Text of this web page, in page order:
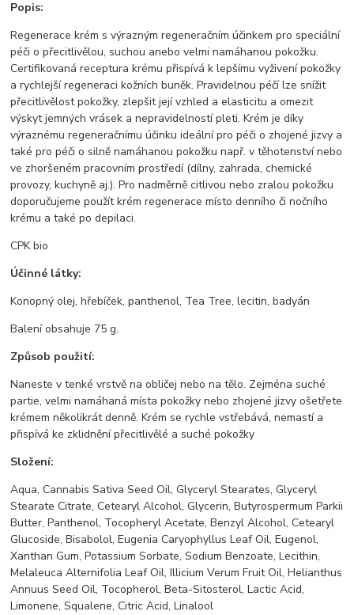
Popis:
Regenerace krém s výrazným regeneračním účinkem pro speciální
péči o přecitlivělou, suchou anebo velmi namáhanou pokožku.
Certifikovaná receptura krému přispívá k lepšímu vyživení pokožky
a rychlejší regeneraci kožních buněk. Pravidelnou péčí lze snížit
přecitlivělost pokožky, zlepšit její vzhled a elasticitu a omezit
výskyt jemných vrásek a nepravidelností pleti. Krém je díky
výraznému regeneračnímu účinku ideální pro péči o zhojené jizvy a
také pro péči o silně namáhanou pokožku např. v těhotenství nebo
ve zhoršeném pracovním prostředí (dílny, zahrada, chemické
provozy, kuchyně aj.). Pro nadměrně citlivou nebo zralou pokožku
doporučujeme použít krém regenerace místo denního či nočního
krému a také po depilaci.
CPK bio
Účinné látky:
Konopný olej, hřebíček, panthenol, Tea Tree, lecitin, badyán
Balení obsahuje 75 g.
Způsob použití:
Naneste v tenké vrstvě na obličej nebo na tělo. Zejména suché
partie, velmi namáhaná místa pokožky nebo zhojené jizvy ošetřete
krémem několikrát denně. Krém se rychle vstřebává, nemastí a
přispívá ke zklidnění přecitlivělé a suché pokožky
Složení:
Aqua, Cannabis Sativa Seed Oil, Glyceryl Stearates, Glyceryl
Stearate Citrate, Cetearyl Alcohol, Glycerin, Butyrospermum Parkii
Butter, Panthenol, Tocopheryl Acetate, Benzyl Alcohol, Cetearyl
Glucoside, Bisabolol, Eugenia Caryophyllus Leaf Oil, Eugenol,
Xanthan Gum, Potassium Sorbate, Sodium Benzoate, Lecithin,
Melaleuca Alternifolia Leaf Oil, Illicium Verum Fruit Oil, Helianthus
Annuus Seed Oil, Tocopherol, Beta-Sitosterol, Lactic Acid,
Limonene, Squalene, Citric Acid, Linalool